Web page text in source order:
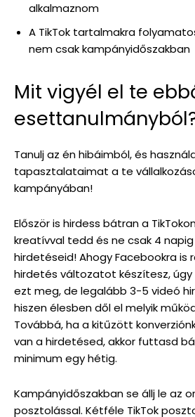
alkalmaznom
A TikTok tartalmakra
nem csak kampányidőszakban
Mit vigyél el te
Tanulj az én hibáimból, és
tapasztalataimat a te
kampányában!
Először is hirdess bátran a
kreatívval tedd és ne csak 4
hirdetéseid! Ahogy Facebookra is
hirdetés változatot készítesz, úgy
ezt meg, de legalább 3-5 videó
hiszen élesben dől el melyik
Továbbá, ha a kitűzött
van a hirdetésed, akkor futtasd
minimum egy hétig.
Kampányidőszakban se állj le az
posztolással. Kétféle TikTok